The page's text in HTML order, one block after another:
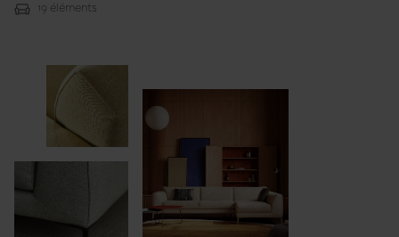
19 éléments